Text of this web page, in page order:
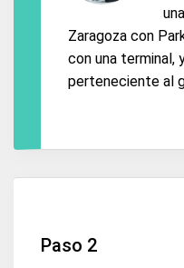
Zaragoza con
con una terminal,
perteneciente al
Paso 2